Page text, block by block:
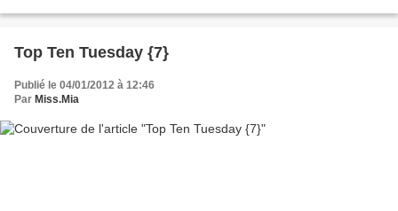
Top Ten Tuesday {7}
Publié le 04/01/2012 à 12:46
Par Miss.Mia